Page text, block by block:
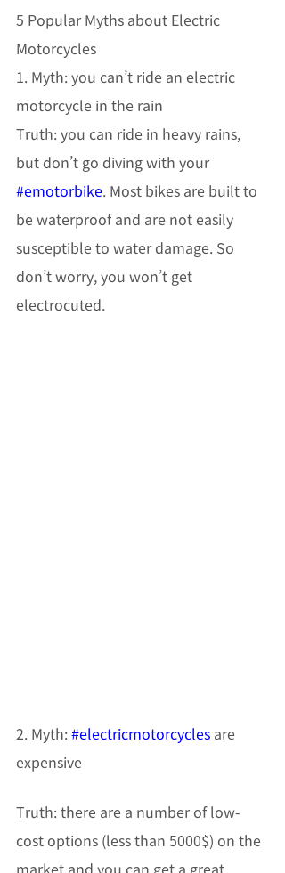
5 Popular Myths about Electric
Motorcycles
1. Myth: you can’t ride an electric
motorcycle in the rain
Truth: you can ride in heavy rains,
but don’t go diving with your
#emotorbike. Most bikes are built to
be waterproof and are not easily
susceptible to water damage. So
don’t worry, you won’t get
electrocuted.
2. Myth: #electricmotorcycles are
expensive
Truth: there are a number of low-
cost options (less than 5000$) on the
market and you can get a great